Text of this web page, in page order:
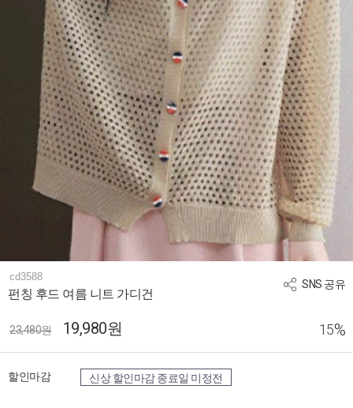
SNS 공유
cd3588
펀칭 후드 여름 니트 가디건
23,480원 19,980원 15%
할인마감 신상 할인마감 종료일 미정전